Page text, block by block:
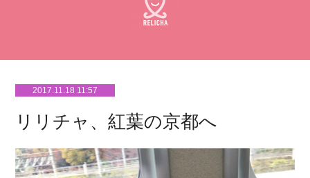
2017.11.18 11:57
リリチャ、紅葉の京都へ